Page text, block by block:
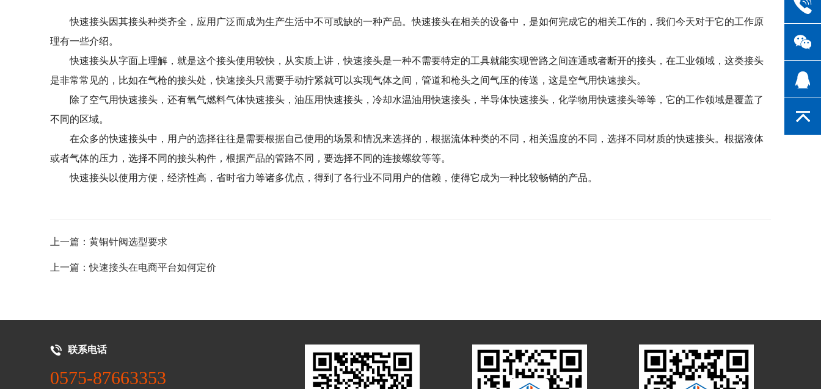
快速接头因其接头种类齐全，应用广泛而成为生产生活中不可或缺的一种产品。快速接头在相关的设备中，是如何完成它的相关工作的，我们今天对于它的工作原
理有一些介绍。
快速接头从字面上理解，就是这个接头使用较快，从实质上讲，快速接头是一种不需要特定的工具就能实现管路之间连通或者断开的接头，在工业领域，这类接头
是非常常见的，比如在气枪的接头处，快速接头只需要手动拧紧就可以实现气体之间，管道和枪头之间气压的传送，这是空气用快速接头。
除了空气用快速接头，还有氧气燃料气体快速接头，油压用快速接头，冷却水温油用快速接头，半导体快速接头，化学物用快速接头等等，它的工作领域是覆盖了
不同的区域。
在众多的快速接头中，用户的选择往往是需要根据自己使用的场景和情况来选择的，根据流体种类的不同，相关温度的不同，选择不同材质的快速接头。根据液体
或者气体的压力，选择不同的接头构件，根据产品的管路不同，要选择不同的连接螺纹等等。
快速接头以使用方便，经济性高，省时省力等诸多优点，得到了各行业不同用户的信赖，使得它成为一种比较畅销的产品。
上一篇：黄铜针阀选型要求
上一篇：快速接头在电商平台如何定价
联系电话
0575-87663353